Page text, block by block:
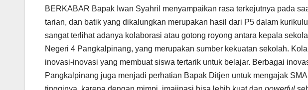
BERKABAR Bapak Iwan Syahril menyampaikan rasa terkejutnya pada
tarian, dan batik yang dikalungkan merupakan hasil dari P5 dalam
sangat terlihat adanya kolaborasi atau gotong royong antara kepala
Negeri 4 Pangkalpinang, yang merupakan sumber kekuatan sekolah.
inovasi-inovasi yang membuat siswa tertarik untuk belajar. Berbagai
Pangkalpinang juga menjadi perhatian Bapak Ditjen untuk mengajak